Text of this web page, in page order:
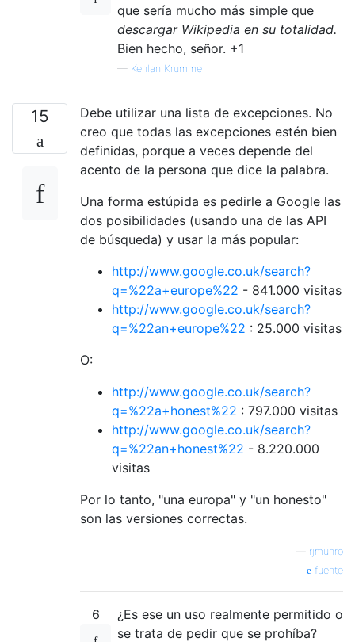
que sería mucho más simple que
descargar Wikipedia en su totalidad.
Bien hecho, señor. +1
— Kehlan Krumme
15
Debe utilizar una lista de excepciones. No
creo que todas las excepciones estén bien
definidas, porque a veces depende del
acento de la persona que dice la palabra.
Una forma estúpida es pedirle a Google las
dos posibilidades (usando una de las API
de búsqueda) y usar la más popular:
http://www.google.co.uk/search?
q=%22a+europe%22 - 841.000 visitas
http://www.google.co.uk/search?
q=%22an+europe%22 : 25.000 visitas
O:
http://www.google.co.uk/search?
q=%22a+honest%22 : 797.000 visitas
http://www.google.co.uk/search?
q=%22an+honest%22 - 8.220.000
visitas
Por lo tanto, "una europa" y "un honesto"
son las versiones correctas.
rjmunro
fuente
6
¿Es ese un uso realmente permitido o
se trata de pedir que se prohíba?